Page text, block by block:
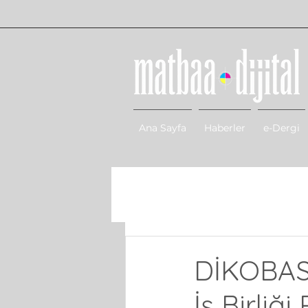
Ana Sayfa Haberler e-Dergi